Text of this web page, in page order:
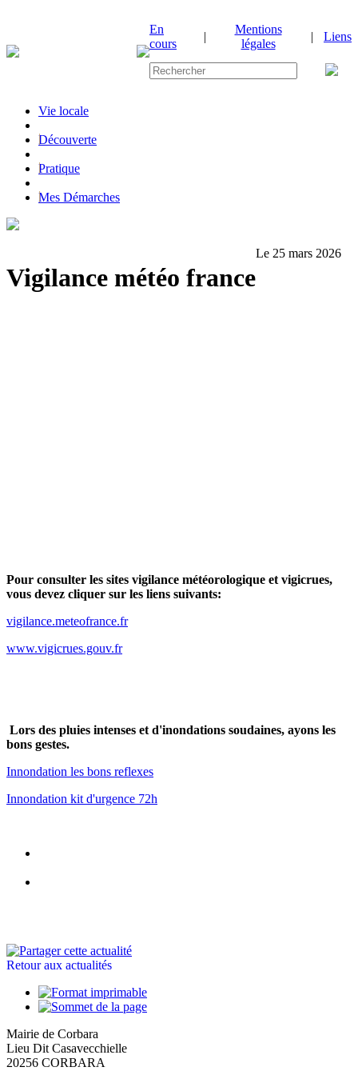
En
cours
|
Mentions
légales
| Liens
Vie locale
|Découverte
|Pratique
|Mes Démarches
Vigilance météo france
Le 25 mars 2026
Pour consulter les sites vigilance météorologique et vigicrues,
vous devez cliquer sur les liens suivants:
vigilance.meteofrance.fr
www.vigicrues.gouv.fr
Lors des pluies intenses et d'inondations soudaines, ayons les
bons gestes.
Innondation les bons reflexes
Innondation kit d'urgence 72h
Retour aux actualités
Mairie de Corbara
Lieu Dit Casavecchielle
20256 CORBARA